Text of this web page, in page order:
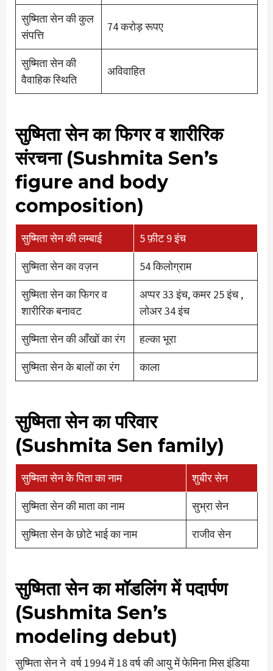
सुष्मिता सेन की कुल
संपत्ति
74 करोड़ रूपए
सुष्मिता सेन की
वैवाहिक स्थिति
अविवाहित
सुष्मिता सेन का फिगर व शारीरिक
संरचना (Sushmita Sen’s
figure and body
composition)
सुष्मिता सेन की लम्बाई
5 फ़ीट 9 इंच
सुष्मिता सेन का वज़न
54 किलोग्राम
सुष्मिता सेन का फिगर व
शारीरिक बनावट
अप्पर 33 इंच, कमर 25 इंच ,
लोअर 34 इंच
सुष्मिता सेन की आँखों का रंग
हल्का भूरा
सुष्मिता सेन के बालों का रंग
काला
सुष्मिता सेन का परिवार
(Sushmita Sen family)
सुष्मिता सेन के पिता का नाम
शुबीर सेन
सुष्मिता सेन की माता का नाम
सुभ्रा सेन
सुष्मिता सेन के छोटे भाई का नाम
राजीव सेन
सुष्मिता सेन का मॉडलिंग में पदार्पण
(Sushmita Sen’s
modeling debut)
सुष्मिता सेन ने वर्ष 1994 में 18 वर्ष की आयु में फेमिना मिस इंडिया